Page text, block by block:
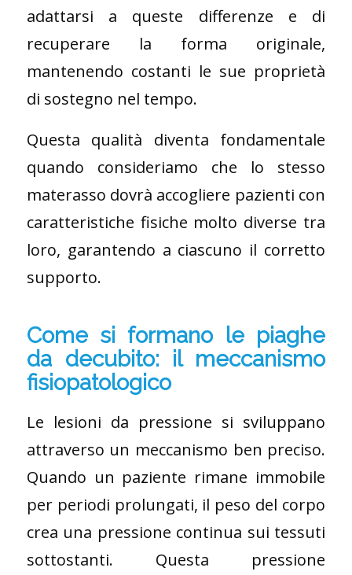
adattarsi a queste differenze e di
recuperare la forma originale,
mantenendo costanti le sue proprietà
di sostegno nel tempo.
Questa qualità diventa fondamentale
quando consideriamo che lo stesso
materasso dovrà accogliere pazienti con
caratteristiche fisiche molto diverse tra
loro, garantendo a ciascuno il corretto
supporto.
Come si formano le piaghe
da decubito: il meccanismo
fisiopatologico
Le lesioni da pressione si sviluppano
attraverso un meccanismo ben preciso.
Quando un paziente rimane immobile
per periodi prolungati, il peso del corpo
crea una pressione continua sui tessuti
sottostanti. Questa pressione